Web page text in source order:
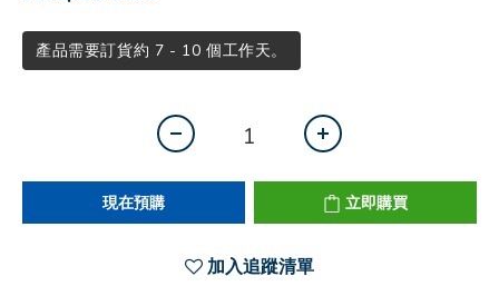
產品需要訂貨約 7 - 10 個工作天。
現在預購 立即購買
加入追蹤清單